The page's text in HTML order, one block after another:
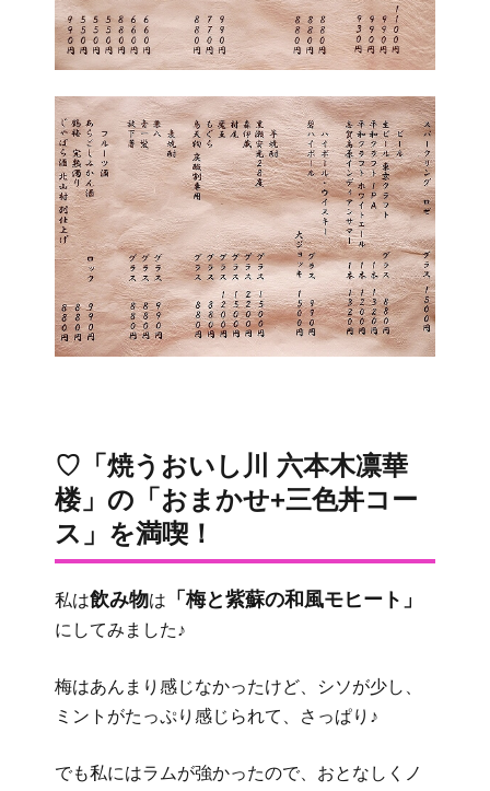
♡「焼うおいし川 六本木凛華
楼」の「おまかせ+三色丼コー
ス」を満喫！
私は飲み物は 「梅と紫蘇の和風モヒート」
にしてみました♪
梅はあんまり感じなかったけど、シソが少し、
ミントがたっぷり感じられて、さっぱり♪
でも私にはラムが強かったので、おとなしくノ